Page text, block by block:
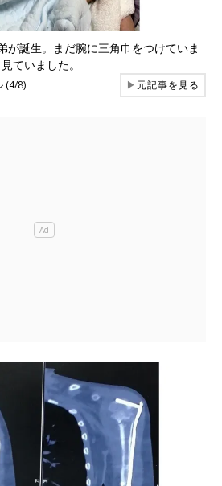
が誕生。まだ腕に三角巾をつけていま
ていました。
(4/8) ▶元記事を見る